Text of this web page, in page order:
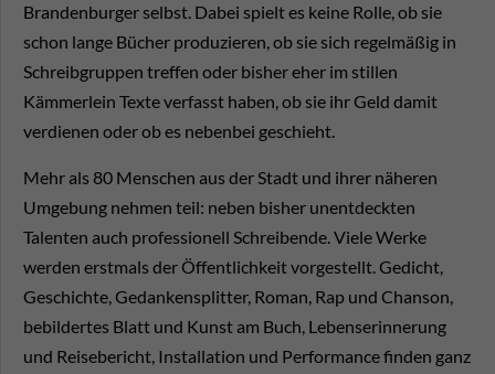
Brandenburger selbst. Dabei spielt es keine Rolle, ob sie
schon lange Bücher produzieren, ob sie sich regelmäßig in
Schreibgruppen treffen oder bisher eher im stillen
Kämmerlein Texte verfasst haben, ob sie ihr Geld damit
verdienen oder ob es nebenbei geschieht.
Mehr als 80 Menschen aus der Stadt und ihrer näheren
Umgebung nehmen teil: neben bisher unentdeckten
Talenten auch professionell Schreibende. Viele Werke
werden erstmals der Öffentlichkeit vorgestellt. Gedicht,
Geschichte, Gedankensplitter, Roman, Rap und Chanson,
bebildertes Blatt und Kunst am Buch, Lebenserinnerung
und Reisebericht, Installation und Performance finden ganz